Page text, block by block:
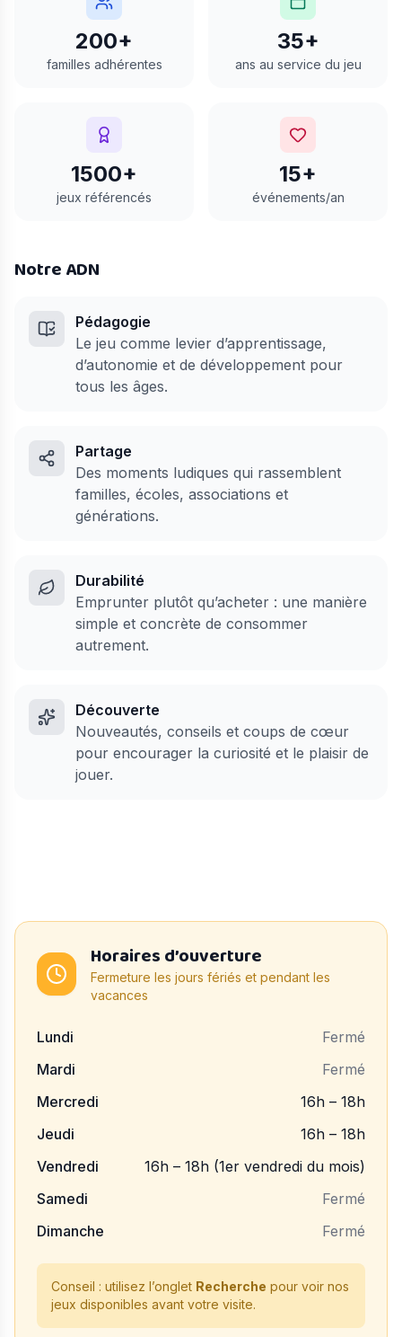
200+
familles adhérentes
35+
ans au service du jeu
1500+
jeux référencés
15+
événements/an
Notre ADN
Pédagogie
Le jeu comme levier d’apprentissage,
d’autonomie et de développement pour
tous les âges.
Partage
Des moments ludiques qui rassemblent
familles, écoles, associations et
générations.
Durabilité
Emprunter plutôt qu’acheter : une manière
simple et concrète de consommer
autrement.
Découverte
Nouveautés, conseils et coups de cœur
pour encourager la curiosité et le plaisir de
jouer.
Horaires d’ouverture
Fermeture les jours fériés et pendant les
vacances
Lundi
Fermé
Mardi
Fermé
Mercredi
16h – 18h
Jeudi
16h – 18h
Vendredi
16h – 18h (1er vendredi du mois)
Samedi
Fermé
Dimanche
Fermé
Conseil : utilisez l’onglet Recherche pour voir nos
jeux disponibles avant votre visite.